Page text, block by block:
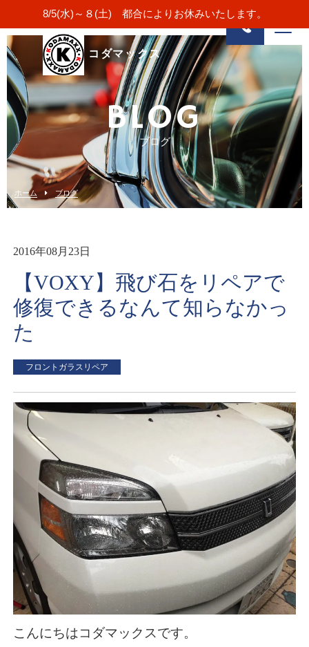
8/5(水)～８(土) 都合によりお休みいたします。
コダマックス
BLOG
ブログ
ホーム ブログ
2016年08月23日
【VOXY】飛び石をリペアで
修復できるなんて知らなかっ
た
フロントガラスリペア
こんにちはコダマックスです。